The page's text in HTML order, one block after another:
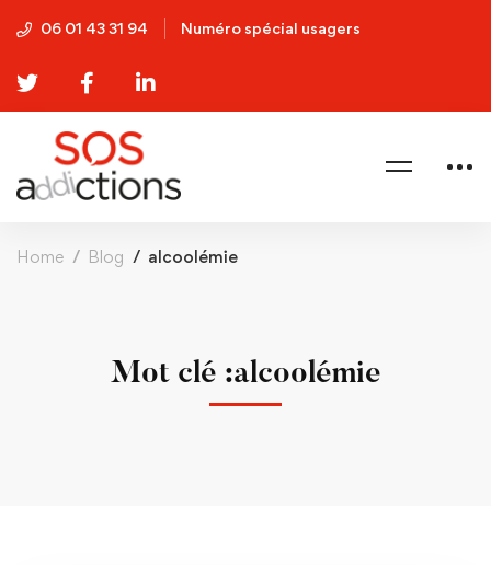
06 01 43 31 94 Numéro spécial usagers
Home Blog alcoolémie
Mot clé :alcoolémie